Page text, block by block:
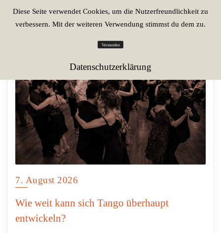
7. August 2026
Wie weit kann sich Tango überhaupt
entwickeln?
Diese Seite verwendet Cookies, um die Nutzerfreundlichkeit zu
verbessern. Mit der weiteren Verwendung stimmst du dem zu.
Verstanden
Datenschutzerklärung